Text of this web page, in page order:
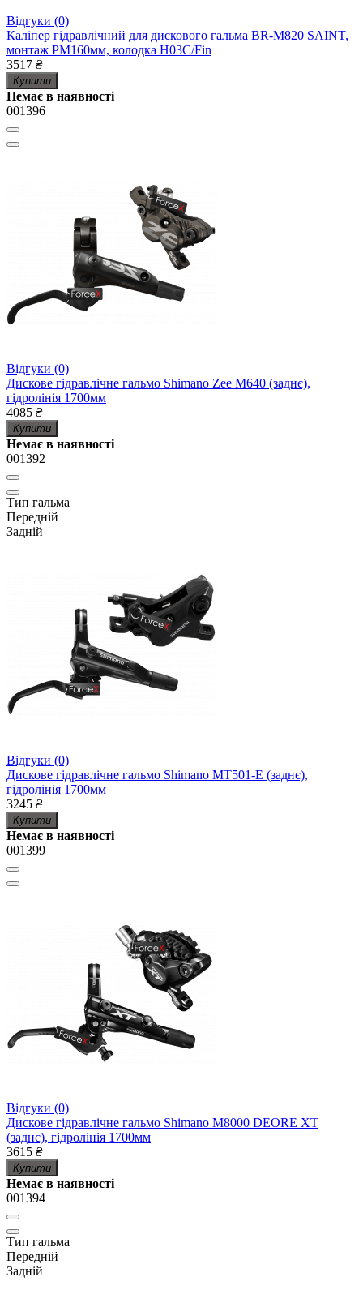
Відгуки (0)
Каліпер гідравлічний для дискового гальма BR-M820 SAINT,
монтаж РМ160мм, колодка H03C/Fin
3517 ₴
Купити
Немає в наявності
001396
Відгуки (0)
Дискове гідравлічне гальмо Shimano Zee M640 (заднє),
гідролінія 1700мм
4085 ₴
Купити
Немає в наявності
001392
Тип гальма
Передній
Задній
Відгуки (0)
Дискове гідравлічне гальмо Shimano MT501-E (заднє),
гідролінія 1700мм
3245 ₴
Купити
Немає в наявності
001399
Відгуки (0)
Дискове гідравлічне гальмо Shimano M8000 DEORE XT
(заднє), гідролінія 1700мм
3615 ₴
Купити
Немає в наявності
001394
Тип гальма
Передній
Задній